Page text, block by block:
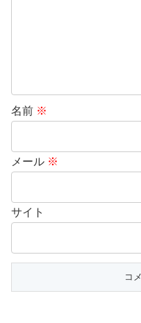
名前 ※
メール ※
サイト